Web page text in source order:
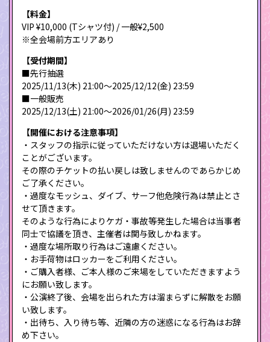
【料金】
VIP ¥10,000 (Tシャツ付) / 一般¥2,500
※全会場前方エリアあり
【受付期間】
■先行抽選
2025/11/13(木) 21:00〜2025/12/12(金) 23:59
■一般販売
2025/12/13(土) 21:00〜2026/01/26(月) 23:59
【開催における注意事項】
・スタッフの指示に従っていただけない方は退場いただく
ことがございます。
その際のチケットの払い戻しは致しませんのであらかじめ
ご了承ください。
・過度なモッシュ、ダイブ、サーフ他危険行為は禁止とさ
せて頂きます。
そのような行為によりケガ・事故等発生した場合は当事者
同士で協議を頂き、主催者は関与致しかねます。
・過度な場所取り行為はご遠慮ください。
・お手荷物はロッカーをご利用ください。
・ご購入者様、ご本人様のご来場をしていただきますよう
にお願い致します。
・公演終了後、会場を出られた方は溜まらずに解散をお願
い致します。
・出待ち、入り待ち等、近隣の方の迷惑になる行為はお辞
め下さい。